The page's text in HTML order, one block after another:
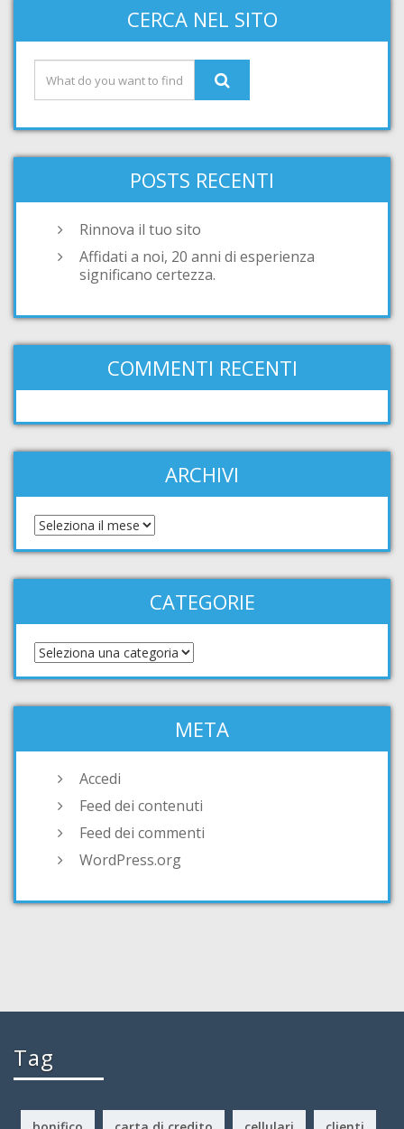
CERCA NEL SITO
POSTS RECENTI
Rinnova il tuo sito
Affidati a noi, 20 anni di esperienza
significano certezza.
COMMENTI RECENTI
ARCHIVI
CATEGORIE
META
Accedi
Feed dei contenuti
Feed dei commenti
WordPress.org
Tag